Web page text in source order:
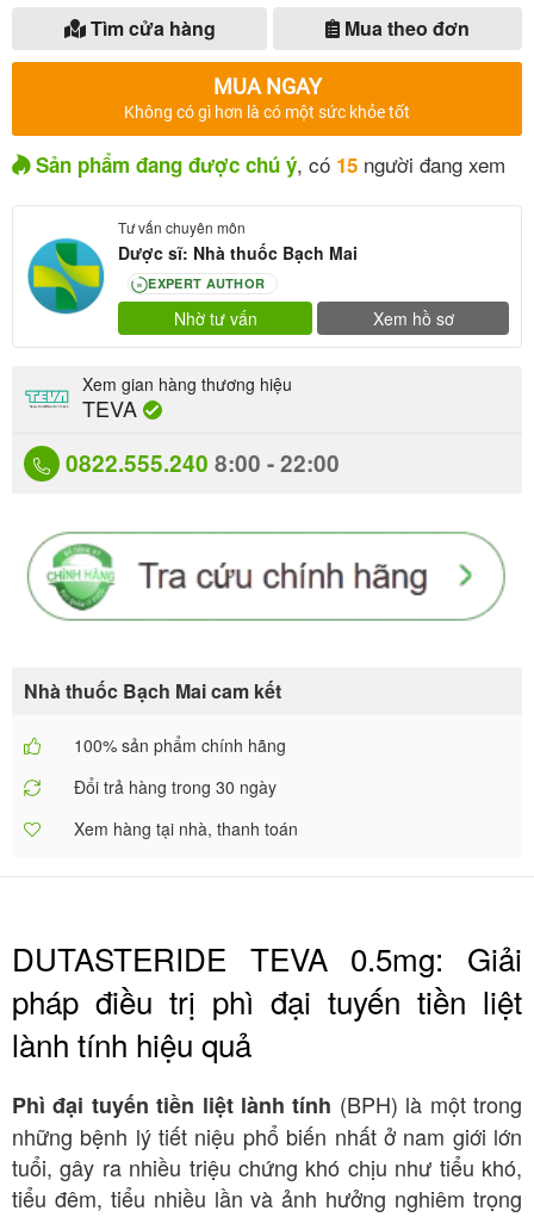
Tìm cửa hàng Mua theo đơn
MUA NGAY
Không có gì hơn là có một sức khỏe tốt
Sản phẩm đang được chú ý, có 15 người đang xem
Tư vấn chuyên môn
Dược sĩ: Nhà thuốc Bạch Mai
80 EXPERT AUTHOR
Nhờ tư vấn Xem hồ sơ
0822.555.240 8:00 - 22:00
Xem gian hàng thương hiệu
TEVA
Nhà thuốc Bạch Mai cam kết
100% sản phẩm chính hãng
Đổi trả hàng trong 30 ngày
Xem hàng tại nhà, thanh toán
DUTASTERIDE TEVA 0.5mg: Giải
pháp điều trị phì đại tuyến tiền liệt
lành tính hiệu quả
Phì đại tuyến tiền liệt lành tính (BPH) là một trong
những bệnh lý tiết niệu phổ biến nhất ở nam giới lớn
tuổi, gây ra nhiều triệu chứng khó chịu như tiểu khó,
tiểu đêm, tiểu nhiều lần và ảnh hưởng nghiêm trọng